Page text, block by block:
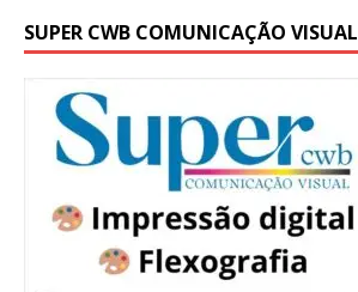
SUPER CWB COMUNICAÇÃO VISUAL